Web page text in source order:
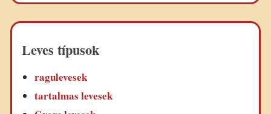
Leves típusok
ragulevesek
tartalmas levesek